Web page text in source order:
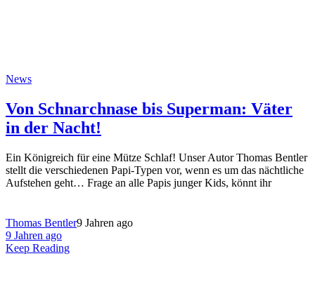
News
Von Schnarchnase bis Superman: Väter
in der Nacht!
Ein Königreich für eine Mütze Schlaf! Unser Autor Thomas Bentler
stellt die verschiedenen Papi-Typen vor, wenn es um das nächtliche
Aufstehen geht… Frage an alle Papis junger Kids, könnt ihr
Thomas Bentler9 Jahren ago
9 Jahren ago
Keep Reading